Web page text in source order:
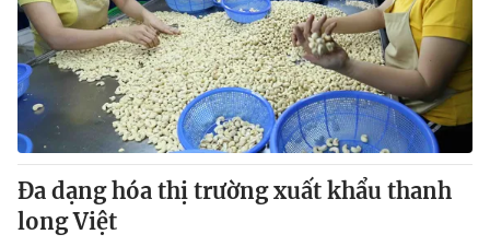
Đa dạng hóa thị trường xuất khẩu thanh
long Việt